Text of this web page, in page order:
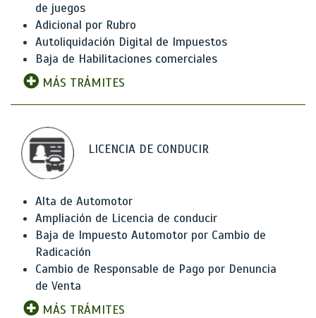
de juegos
Adicional por Rubro
Autoliquidación Digital de Impuestos
Baja de Habilitaciones comerciales
MÁS TRÁMITES
LICENCIA DE CONDUCIR
Alta de Automotor
Ampliación de Licencia de conducir
Baja de Impuesto Automotor por Cambio de
Radicación
Cambio de Responsable de Pago por Denuncia
de Venta
MÁS TRÁMITES